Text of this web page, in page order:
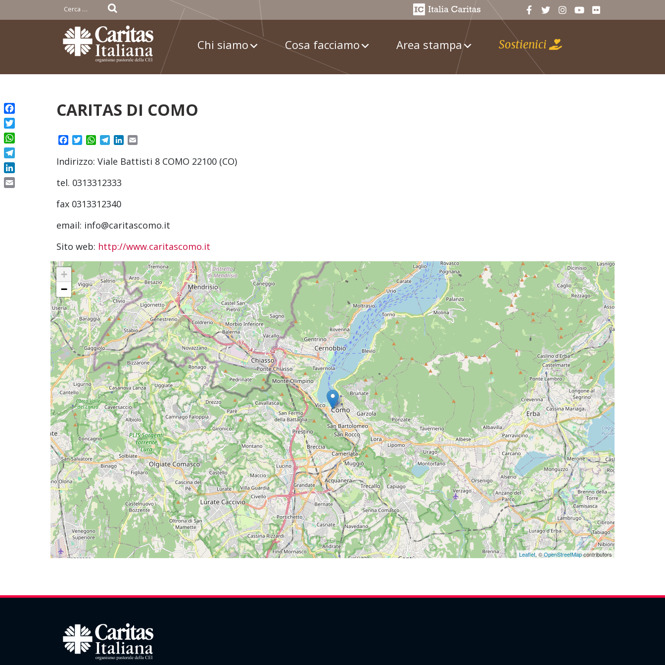
Skip
to
content
Ricerca
per:
Chi siamo Cosa facciamo Area stampa Sostienici
CARITAS DI COMO
Facebook
TwitterWhatsApp
TelegramLinkedIn
Indirizzo: Viale Battisti 8 COMO 22100 (CO)
tel. 0313312333
fax 0313312340
email: info@caritascomo.it
Sito web: http://www.caritascomo.it
+
−
Leaflet, ©OpenStreetMapcontributors
Facebook
Twitter
WhatsApp
Telegram
LinkedIn